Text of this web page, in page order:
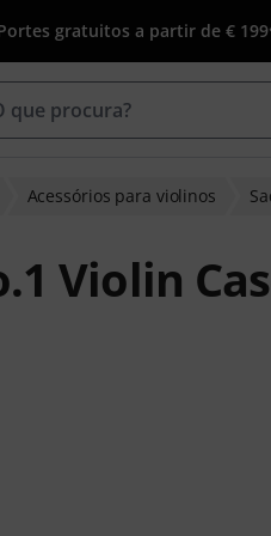
gratuitos a partir de € 199
Acessórios para violinos
Violin